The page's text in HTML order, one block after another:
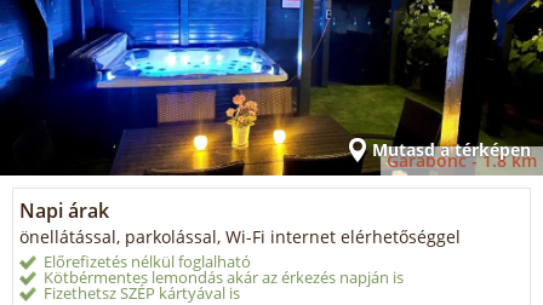
Mutasd a térképen
Garabonc -1.8 km
Napi árak
önellátással, parkolással, Wi-Fi internet elérhetőséggel
Előrefizetés nélkül foglalható
Kötbérmentes lemondás akár az érkezés napján is
Fizethetsz SZÉP kártyával is